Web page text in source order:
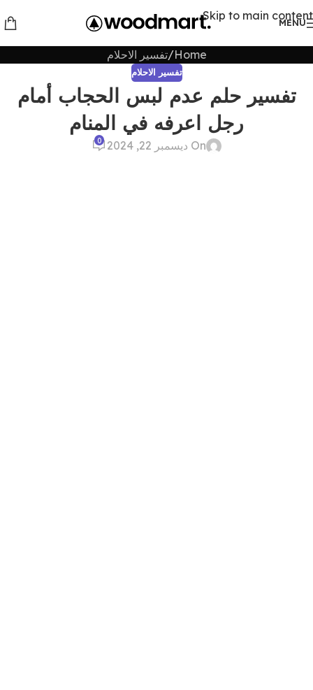
Skip to main content
MENU
Home تفسير الاحلام
تفسير الاحلام
تفسير حلم عدم لبس الحجاب أمام
رجل اعرفه في المنام
On ديسمبر 22, 2024 0